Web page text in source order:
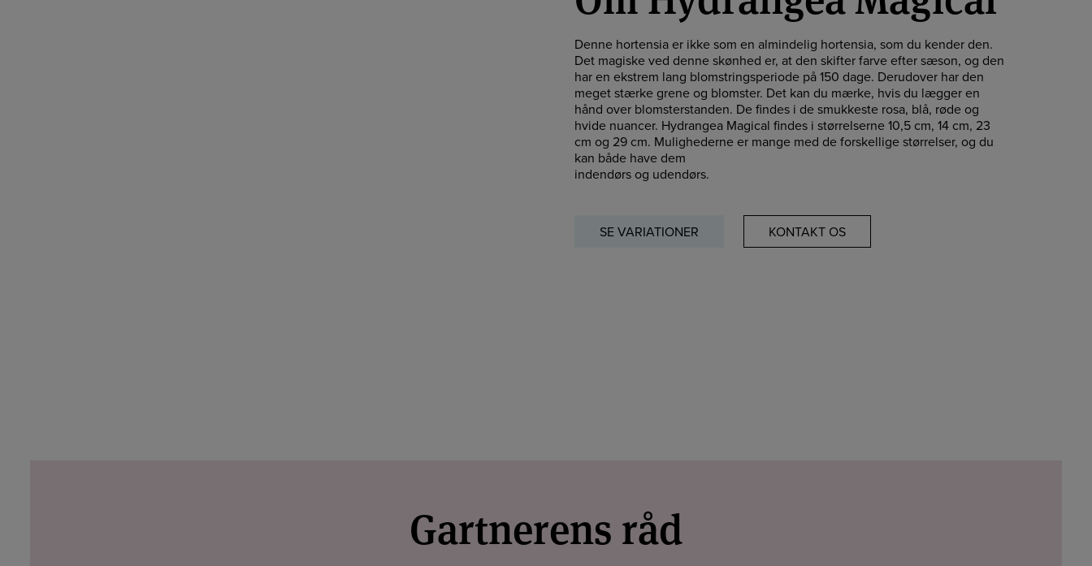
Denne hortensia er ikke som en almindelig hortensia, som du kender den.
Det magiske ved denne skønhed er, at den skifter farve efter sæson, og den
har en ekstrem lang blomstringsperiode på 150 dage. Derudover har den
meget stærke grene og blomster. Det kan du mærke, hvis du lægger en
hånd over blomsterstanden. De findes i de smukkeste rosa, blå, røde og
hvide nuancer. Hydrangea Magical findes i størrelserne 10,5 cm, 14 cm, 23
cm og 29 cm. Mulighederne er mange med de forskellige størrelser, og du
kan både have dem
indendørs og udendørs.
SE VARIATIONER KONTAKT OS
Gartnerens råd